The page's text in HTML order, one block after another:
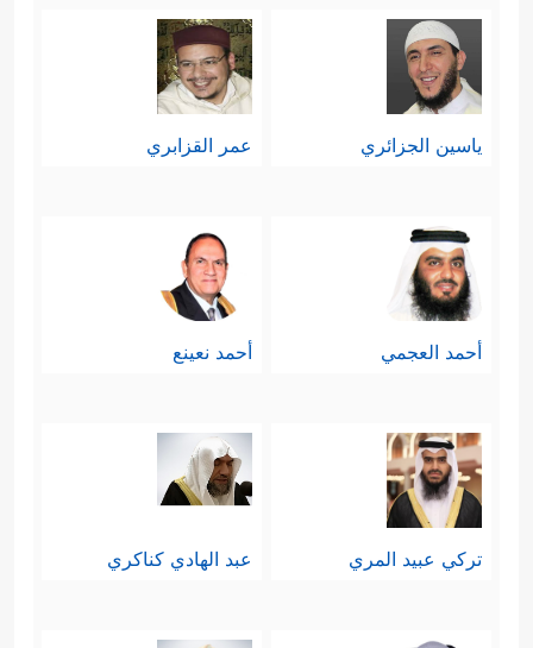
ياسين الجزائري عمر القزابري
أحمد العجمي أحمد نعينع
تركي عبيد المري عبد الهادي كناكري